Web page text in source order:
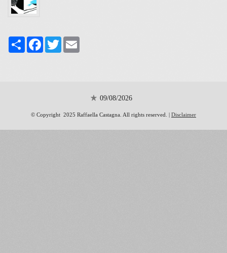
ShareFacebook
Twitter
09/08/2026
© Copyright 2025 Raffaella Castagna. All rights reserved. | Disclaimer